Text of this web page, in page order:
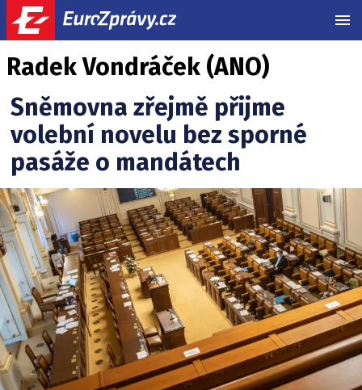
Radek Vondráček (ANO)
Sněmovna zřejmě přijme
volební novelu bez sporné
pasáže o mandátech